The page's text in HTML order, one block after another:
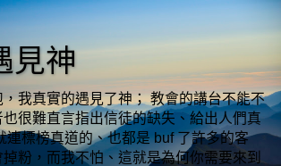
見神
我真實的遇見了神； 教會的講台不能不
很難直言指出信徒的缺失、給出人們真
連標榜真道的、也都是 buf 了許多的客
粉，而我不怕、這就是為何你需要來到